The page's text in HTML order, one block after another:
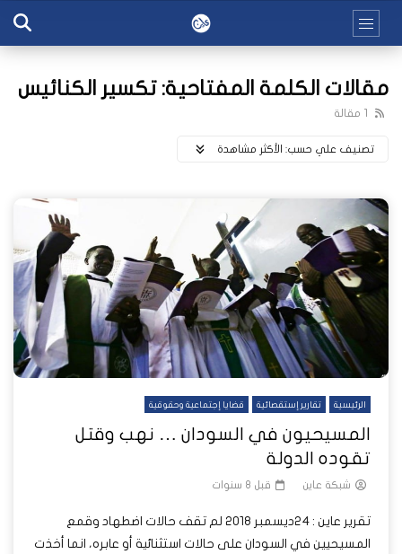
مقالات الكلمة المفتاحية: تكسير الكنائيس
1 مقالة
تصنيف علي حسب: اﻷكثر مشاهدة
الرئيسية تقارير إستقصائية قضايا إجتماعية وحقوقية
المسيحيون في السودان … نهب وقتل
تقوده الدولة
شبكة عاين قبل 8 سنوات
تقرير عاين : 24ديسمبر 2018 لم تقف حالات اضطهاد وقمع
المسيحيين في السودان على حالات استثنائية أو عابره، انما أخذت